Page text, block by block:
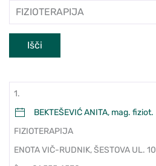
Dejavnost
Išči
1.
BEKTEŠEVIĆ ANITA, mag. fiziot.
FIZIOTERAPIJA
ENOTA VIČ-RUDNIK, ŠESTOVA UL. 10